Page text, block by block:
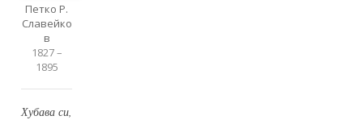
Петко Р.
Славейко
в
1827 –
1895
Хубава си,